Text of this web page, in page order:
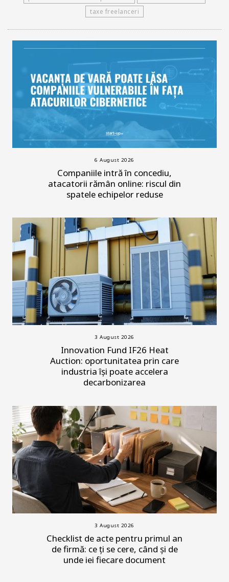
taxe freelanceri
6 August 2026
Companiile intră în concediu,
atacatorii rămân online: riscul din
spatele echipelor reduse
3 August 2026
Innovation Fund IF26 Heat
Auction: oportunitatea prin care
industria își poate accelera
decarbonizarea
3 August 2026
Checklist de acte pentru primul an
de firmă: ce ți se cere, când și de
unde iei fiecare document